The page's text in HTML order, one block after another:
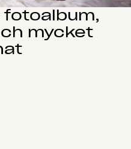
mycket